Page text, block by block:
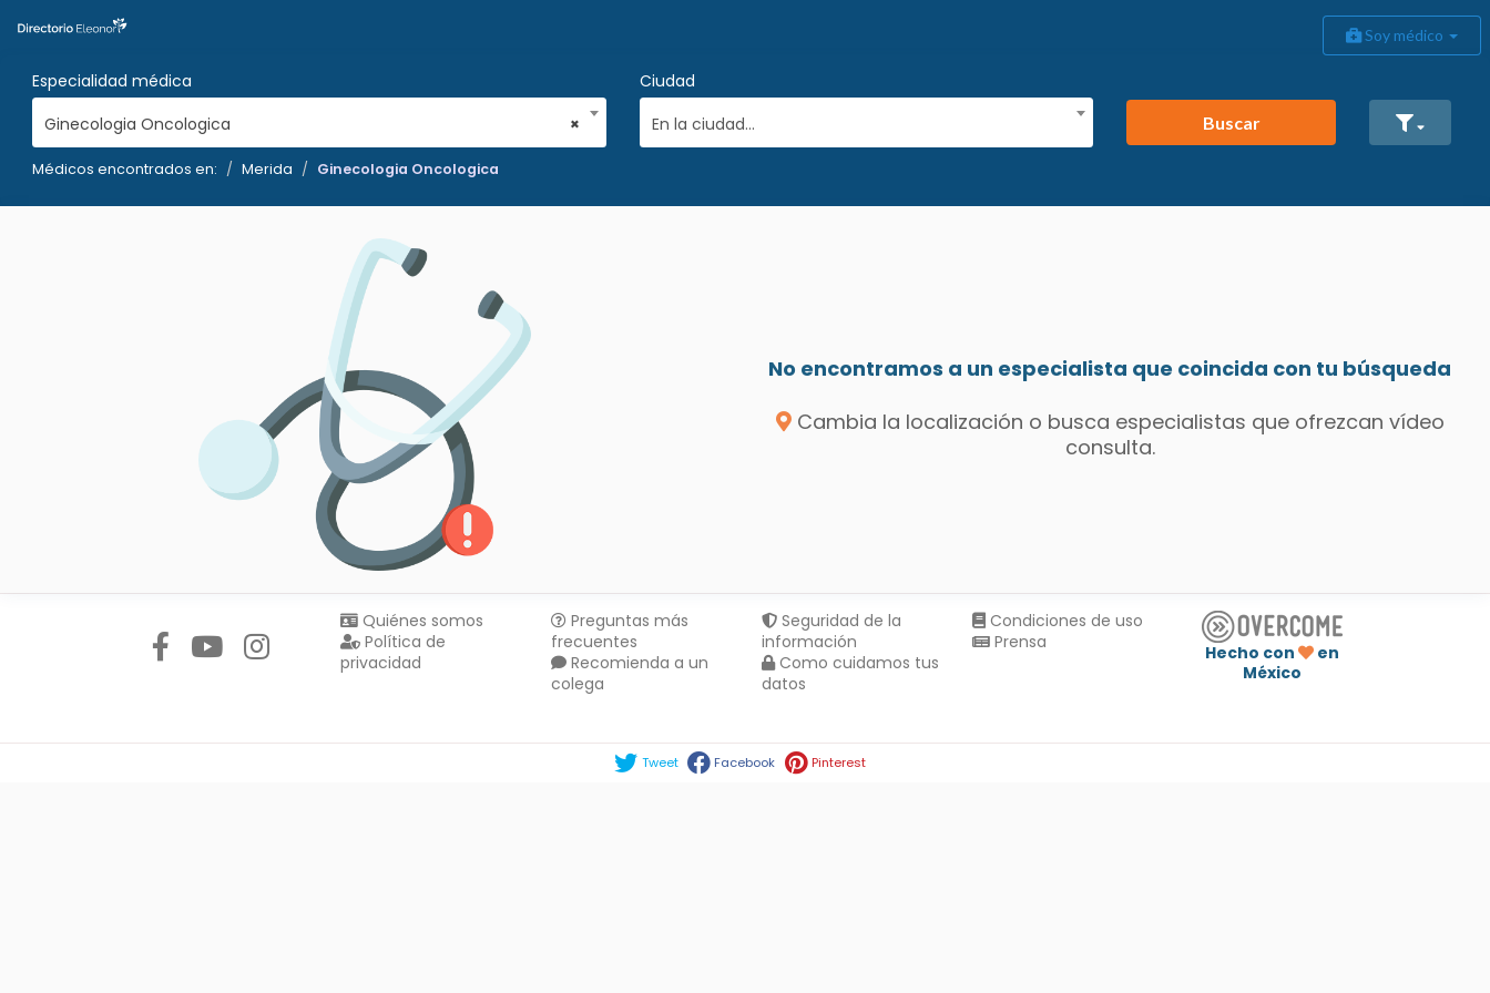
Soy médico
Especialidad médica
×
Ginecologia Oncologica
Ciudad
En la ciudad...
Buscar
Médicos encontrados en: Merida Ginecologia Oncologica
No encontramos a un especialista que coincida con tu búsqueda
Cambia la localización o busca especialistas que ofrezcan vídeo
consulta.
Quiénes somos
Política de
privacidad
Preguntas más
frecuentes
Recomienda a un
colega
Seguridad de la
información
Como cuidamos tus
datos
Condiciones de uso
Prensa
Hecho con
en
México
Tweet Facebook Pinterest